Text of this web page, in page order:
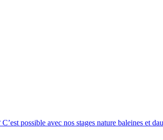
possible avec nos stages nature baleines et